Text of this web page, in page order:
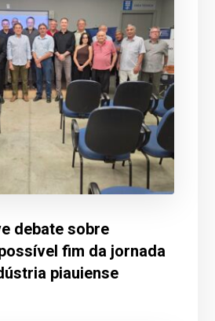
debate sobre
fim da jornada
piauiense